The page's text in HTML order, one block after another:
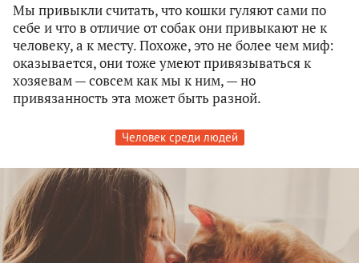
Мы привыкли считать, что кошки гуляют сами по
себе и что в отличие от собак они привыкают не к
человеку, а к месту. Похоже, это не более чем миф:
оказывается, они тоже умеют привязываться к
хозяевам — совсем как мы к ним, — но
привязанность эта может быть разной.
Человек среди людей